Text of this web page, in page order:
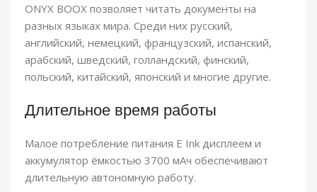
ONYX BOOX позволяет читать документы на
разных языках мира. Среди них русский,
английский, немецкий, французский, испанский,
арабский, шведский, голландский, финский,
польский, китайский, японский и многие другие.
Длительное время работы
Малое потребление питания E Ink дисплеем и
аккумулятор ёмкостью 3700 мАч обеспечивают
длительную автономную работу.